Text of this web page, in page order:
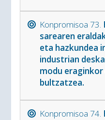
Konpromisoa 73.
sarearen
eta hazkundea
industrian
modu
bultzatzea.
Konpromisoa 74.